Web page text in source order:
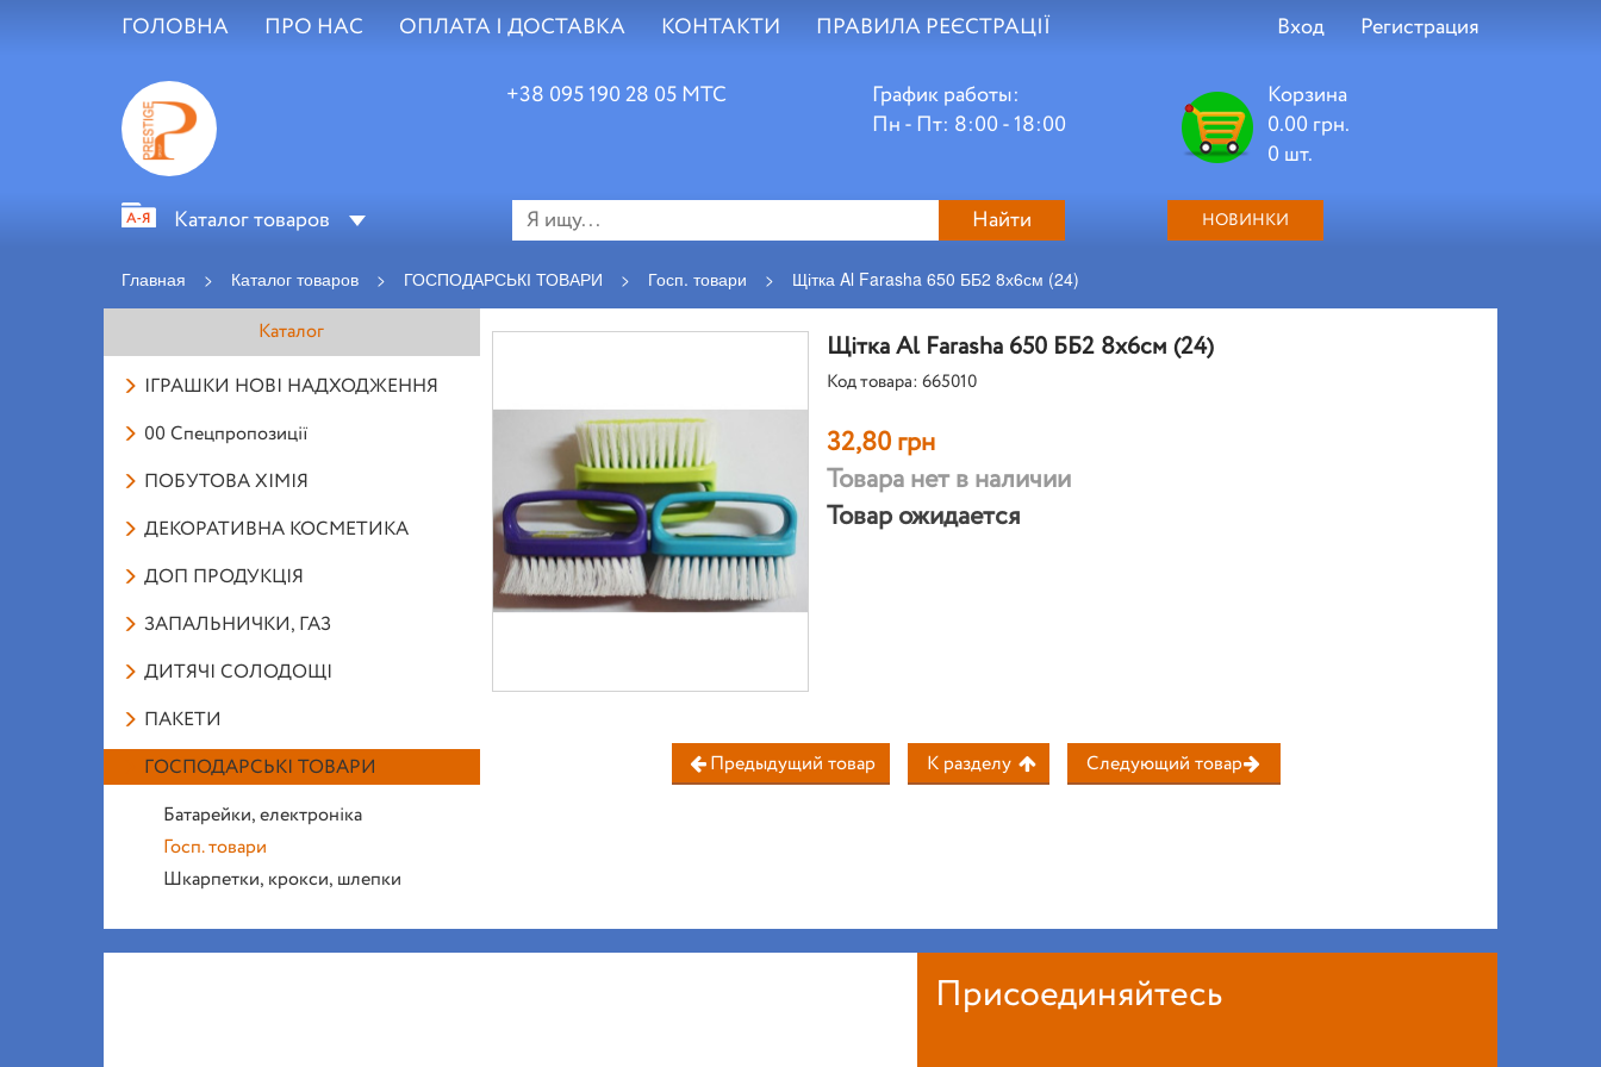
ГОЛОВНА ПРО НАС ОПЛАТА І ДОСТАВКА КОНТАКТИ ПРАВИЛА РЕЄСТРАЦІЇ Вход Регистрация
Корзина
0.00 грн.
0 шт.
+38 095 190 28 05 МТС
График работы:
Пн - Пт: 8:00 - 18:00
Найти
Каталог товаров НОВИНКИ
Главная > Каталог товаров > ГОСПОДАРСЬКІ ТОВАРИ > Госп. товари > Щітка Al Farasha 650 ББ2 8х6см (24)
Каталог
ІГРАШКИ НОВІ НАДХОДЖЕННЯ
00 Спецпропозиції
ПОБУТОВА ХІМІЯ
ДЕКОРАТИВНА КОСМЕТИКА
ДОП ПРОДУКЦІЯ
ЗАПАЛЬНИЧКИ, ГАЗ
ДИТЯЧІ СОЛОДОЩІ
ПАКЕТИ
ГОСПОДАРСЬКІ ТОВАРИ
Батарейки, електроніка
Госп. товари
Шкарпетки, крокси, шлепки
Щітка Al Farasha 650 ББ2 8х6см (24)
Код товара: 665010
32,80 грн
Товара нет в наличии
Товар ожидается
Предыдущий товар К разделу Следующий товар
Присоединяйтесь